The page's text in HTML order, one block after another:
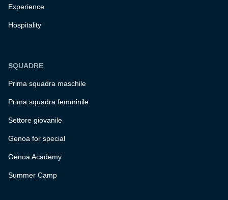
Experience
Hospitality
SQUADRE
Prima squadra maschile
Prima squadra femminile
Settore giovanile
Genoa for special
Genoa Academy
Summer Camp